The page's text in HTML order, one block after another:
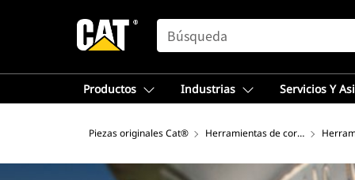
SEARCH
Productos Industrias Servicios Y
Piezas originales Cat® Herramientas de corte